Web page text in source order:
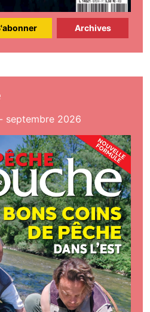
Archives
septembre 2026